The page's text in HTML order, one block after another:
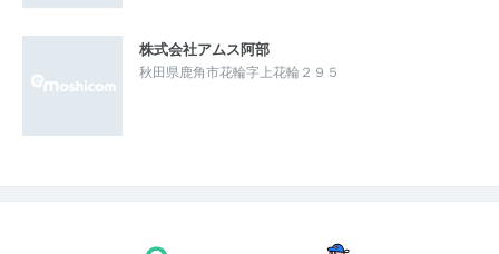
株式会社アムス阿部
秋田県鹿角市花輪字上花輪２９５